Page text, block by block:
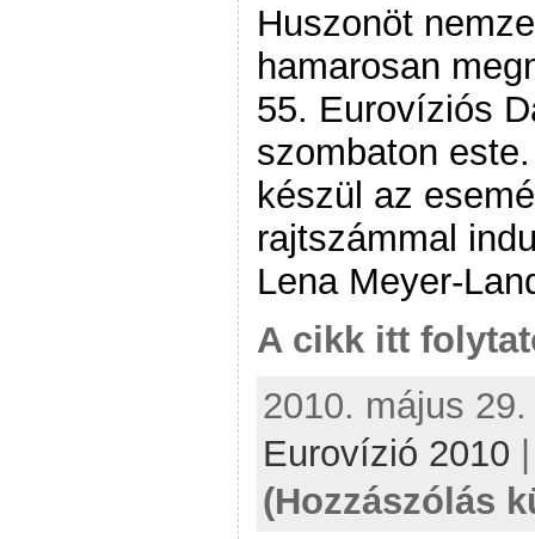
Huszonöt
hamarosan
55. Eurovíziós
szombaton
készül az
rajtszámmal
Lena Meyer-
A cikk itt
2010. május
Eurovízió 2010
(Hozzászólás